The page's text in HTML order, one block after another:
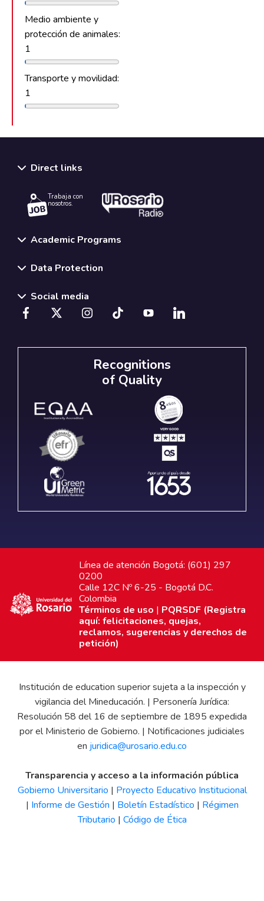
Medio ambiente y
protección de animales:
1
Transporte y movilidad:
1
Direct links
Trabaja con
nosotros.
Academic Programs
Data Protection
Social media
Recognitions
of Quality
Línea de atención Bogotá: (601) 297
0200
Calle 12C Nº 6-25 - Bogotá D.C.
Colombia
Términos de uso | PQRSDF (Registra
aquí: felicitaciones, quejas,
reclamos, sugerencias y derechos de
petición)
Institución de education superior sujeta a la inspección y
vigilancia del Mineducación. | Personería Jurídica:
Resolución 58 del 16 de septiembre de 1895 expedida
por el Ministerio de Gobierno. | Notificaciones judiciales
en juridica@urosario.edu.co
Transparencia y acceso a la información pública
Gobierno Universitario | Proyecto Educativo Institucional
| Informe de Gestión | Boletín Estadístico | Régimen
Tributario | Código de Ética